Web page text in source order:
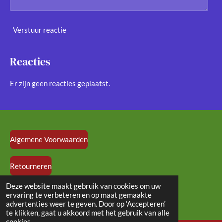
Deze website maakt gebruik van cookies om uw
ervaring te verbeteren en op maat gemaakte
advertenties weer te geven. Door op ‘Accepteren’
te klikken, gaat u akkoord met het gebruik van alle
Verstuur reactie
Reacties
Er zijn geen reacties geplaatst.
Algemene Voorwaarden
Retourneren
© 2024 - 2026 vloedlijndolls.nl
Powered byJouwWeb